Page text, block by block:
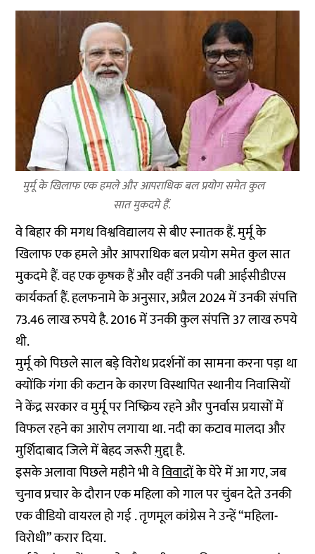
मुर्मू के खिलाफ एक हमले और आपराधिक बल प्रयोग समेत कुल
सात मुकदमे हैं.
वे बिहार की मगध विश्वविद्यालय से बीए स्नातक हैं. मुर्मू के
खिलाफ एक हमले और आपराधिक बल प्रयोग समेत कुल सात
मुकदमे हैं. वह एक कृषक हैं और वहीं उनकी पत्नी आईसीडीएस
कार्यकर्ता हैं. हलफनामे के अनुसार, अप्रैल 2024 में उनकी संपत्ति
73.46 लाख रुपये है. 2016 में उनकी कुल संपत्ति 37 लाख रुपये
थी.
मुर्मू को पिछले साल बड़े विरोध प्रदर्शनों का सामना करना पड़ा था
क्योंकि गंगा की कटान के कारण विस्थापित स्थानीय निवासियों
ने केंद्र सरकार व मुर्मू पर निष्क्रिय रहने और पुनर्वास प्रयासों में
विफल रहने का आरोप लगाया था. नदी का कटाव मालदा और
मुर्शिदाबाद जिले में बेहद जरूरीमुद्दाहै.
इसके अलावा पिछले महीने भी वेविवादोंके घेरे में आ गए, जब
चुनाव प्रचार के दौरान एक महिला को गाल पर चुंबन देते उनकी
एक वीडियो वायरल हो गई . तृणमूल कांग्रेस ने उन्हें “महिला-
विरोधी” करार दिया.